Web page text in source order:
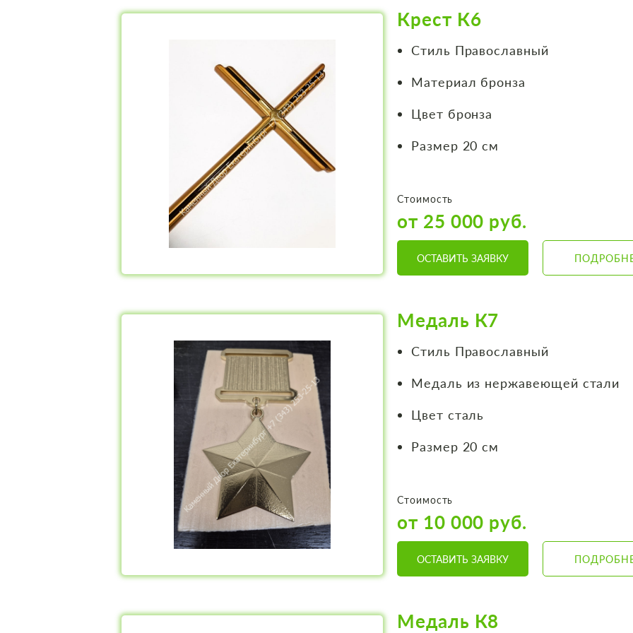
Крест К6
Стиль Православный
Материал бронза
Цвет бронза
Размер 20 см
Стоимость
от 25 000 руб.
ОСТАВИТЬ ЗАЯВКУ
Медаль К7
Стиль Православный
Медаль из нержавеющей стали
Цвет сталь
Размер 20 см
Стоимость
от 10 000 руб.
ОСТАВИТЬ ЗАЯВКУ
Медаль К8